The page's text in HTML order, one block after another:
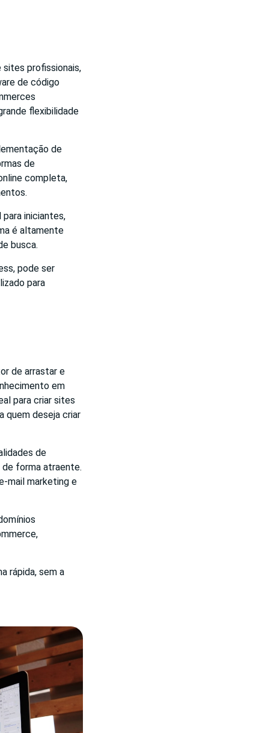
sites profissionais,
de código
flexibilidade
de
de
completa,
iniciantes,
é altamente
busca.
pode ser
para
de arrastar e
em
para criar sites
quem deseja criar
de
de forma atraente.
mail marketing e
rápida, sem a